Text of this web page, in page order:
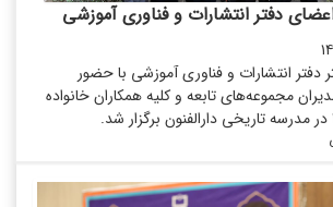
دفتر انتشارات و فناوری آموزشی
انتشارات و فناوری آموزشی با حضور
مجموعه‌های تابعه و کلیه همکاران خانواده